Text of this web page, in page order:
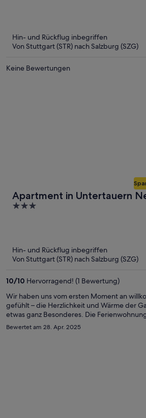
Hin- und Rückflug inbegriffen
Von Stuttgart (STR) nach Salzburg (SZG)
Keine Bewertungen
Apartment in Untertauern
Ski Slopes
3
Hin- und Rückflug inbegriffen
Von Stuttgart (STR) nach Salzburg (SZG)
10/10 Hervorragend! (1 Bewertung)
Wir haben uns vom ersten Moment an
gefühlt – die Herzlichkeit und Wärme der
etwas ganz Besonderes. Die Ferienwohnung ist ein kleines Paradies:
liebevoll eingerichtet, blitzsauber und mit
man sich nur wünschen kann. Ich kann
Bewertet am 28. Apr. 2025